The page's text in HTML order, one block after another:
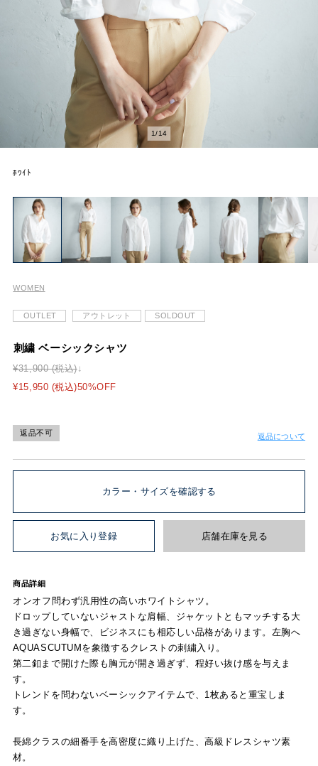
2/14
ﾎﾜｲﾄ
WOMEN
OUTLET アウトレット SOLDOUT
刺繍 ベーシックシャツ
¥31,900 (税込)
¥15,950 (税込)50%OFF
返品不可 返品について
カラー・サイズを確認する
お気に入り登録 店舗在庫を見る
商品詳細
オンオフ問わず汎用性の高いホワイトシャツ。
ドロップしていないジャストな肩幅、ジャケットともマッチする大
き過ぎない身幅で、ビジネスにも相応しい品格があります。左胸へ
AQUASCUTUMを象徴するクレストの刺繍入り。
第二釦まで開けた際も胸元が開き過ぎず、程好い抜け感を与えま
す。
トレンドを問わないベーシックアイテムで、1枚あると重宝しま
す。
長綿クラスの細番手を高密度に織り上げた、高級ドレスシャツ素
材。